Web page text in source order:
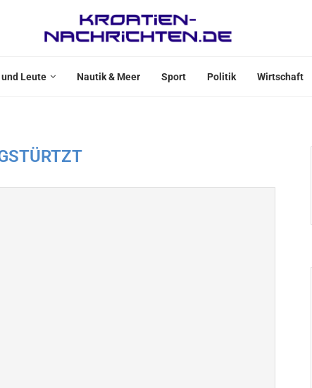
und Leute Nautik & Meer Sport Politik Wirtschaft